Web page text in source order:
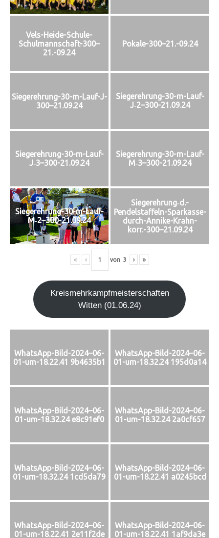
Vels-Heide-Schule-
Schulmannschaft-300–
21.-09.24
Pokale-300–21.-09.24
Siegerehrung-30-m-Lauf-J-
300–21.09.24
Siegerehrung-30-m-Lauf-
J‑2–300-21.09.24
Siegerehrung-30-m-Lauf-
J‑3–300-21.09.24
Siegerehrung-30-m-Lauf-
M‑3–300-21.09.24
Siegerehrung-30-m-Lauf-
M‑2–300-21.09.24
Siegerehrung‑d.-
Pendelstaffeln-Sparkasse-
durch-Annike-Krahn-
korr.-300–21.09.24
« ‹ von 3 › »
Kreis­mehr­kampf­meis­ter­schaf­ten
Wit­ten (01.06.24)
WhatsApp-Bild-2024–06-
01-um-18.22.41 9b4635b1
WhatsApp-Bild-2024–06-
01-um-18.32.24 195d0a14
WhatsApp-Bild-2024–06-
01-um-18.32.24 e8c91ef0
WhatsApp-Bild-2024–06-
01-um-18.32.24 2a0cf657
WhatsApp-Bild-2024–06-
01-um-18.32.24 1cd5da79
WhatsApp-Bild-2024–06-
01-um-18.22.41 a0245bcd
WhatsApp-Bild-2024–06-
01-um-18.22.41 2e11f2de
WhatsApp-Bild-2024–06-
01-um-18.22.41 1af9da3e